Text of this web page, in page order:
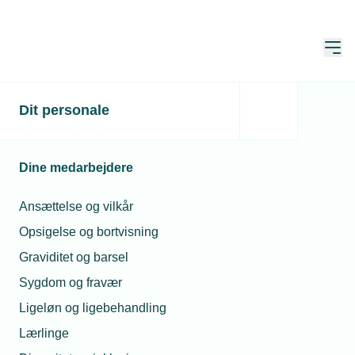
Dit personale
Dine medarbejdere
Ansættelse og vilkår
Opsigelse og bortvisning
Graviditet og barsel
Sygdom og fravær
Ligeløn og ligebehandling
Lærlinge
Den Grønne Skole
Den Grønne Skole er et webinar, hvor